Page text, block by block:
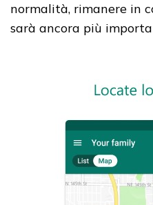
normalità, rimanere in
sarà ancora più